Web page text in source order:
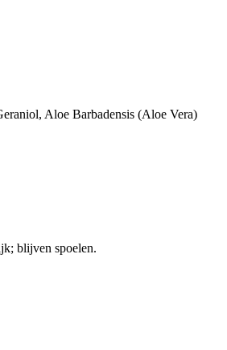
Aloe Barbadensis (Aloe Vera)
blijven spoelen.